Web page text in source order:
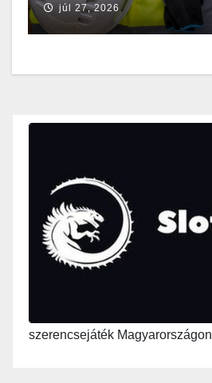
júl 27, 2026
szerencsejáték Magyarországon